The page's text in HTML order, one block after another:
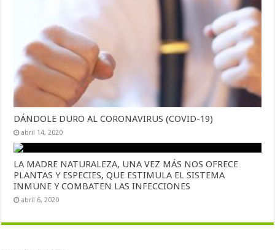
DÁNDOLE DURO AL CORONAVIRUS (COVID-19)
abril 14, 2020
LA MADRE NATURALEZA, UNA VEZ MÁS NOS OFRECE
PLANTAS Y ESPECIES, QUE ESTIMULA EL SISTEMA
INMUNE Y COMBATEN LAS INFECCIONES
abril 6, 2020